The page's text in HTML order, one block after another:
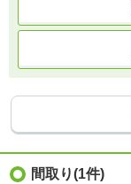
間取り(1件)